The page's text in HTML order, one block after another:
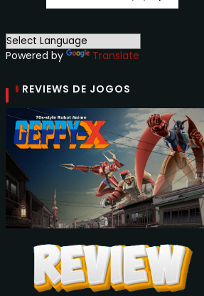
Powered by Translate
REVIEWS DE JOGOS